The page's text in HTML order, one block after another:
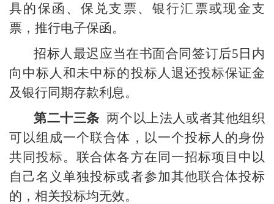
具的保函、保兑支票、银行汇票或现金支
票，推行电子保函。
招标人最迟应当在书面合同签订后5 日内
向中标人和未中标的投标人退还投标保证金
及银行同期存款利息。
第二十三条 两个以上法人或者其他组织
可以组成一个联合体，以一个投标人的身份
共同投标。联合体各方在同一招标项目中以
自己名义单独投标或者参加其他联合体投标
的，相关投标均无效。